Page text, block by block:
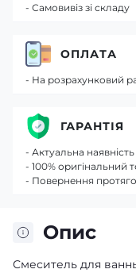
Опис
Смеситель для
- Самовивіз зі складу
ОПЛАТА
- На розрахунковий
ГАРАНТІЯ
- Актуальна наявність
- 100% оригінальний
- Повернення